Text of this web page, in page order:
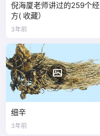
倪海厦老师讲过的259个经
方( 收藏）
3年前
细辛
3年前